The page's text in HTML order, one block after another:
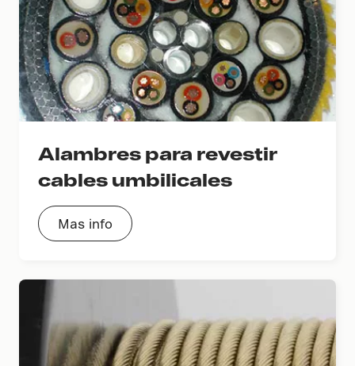
Alambres para revestir
cables umbilicales
Mas info